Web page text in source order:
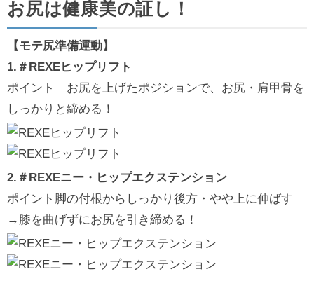
お尻は健康美の証し！
【モテ尻準備運動】
1.＃REXEヒップリフト
ポイント お尻を上げたポジションで、お尻・肩甲骨を
しっかりと締める！
2.＃REXEニー・ヒップエクステンション
ポイント脚の付根からしっかり後方・やや上に伸ばす
→膝を曲げずにお尻を引き締める！